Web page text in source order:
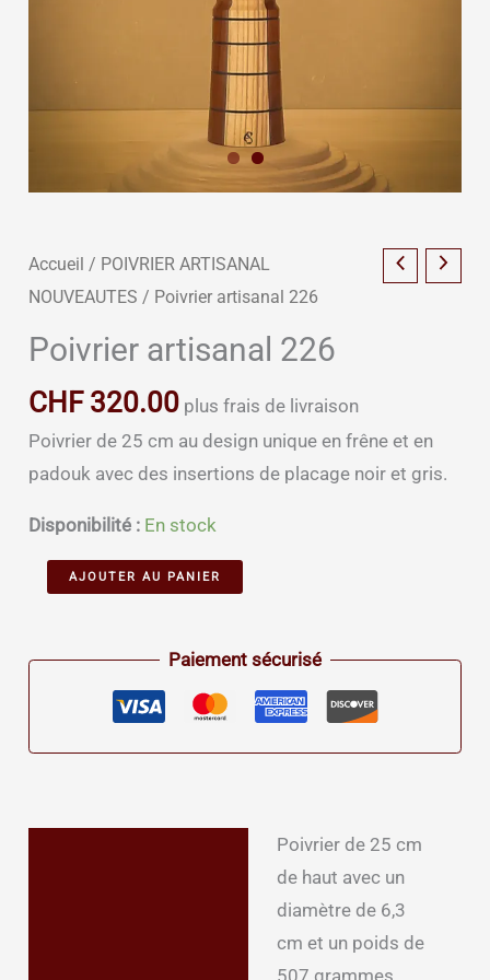
Accueil / POIVRIER ARTISANAL
NOUVEAUTES / Poivrier artisanal 226
Poivrier artisanal 226
CHF320.00 plus frais de livraison
Poivrier de 25 cm au design unique en frêne et en
padouk avec des insertions de placage noir et gris.
Disponibilité : En stock
quantitéAJOUTER AU PANIER
Paiement sécurisé
Poivrier de 25 cm
de haut avec un
diamètre de 6,3
cm et un poids de
507 grammes.